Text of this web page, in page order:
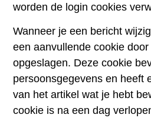
worden de login cookies
Wanneer je een bericht
een aanvullende cookie
opgeslagen. Deze cookie
persoonsgegevens en heeft
van het artikel wat je hebt
cookie is na een dag